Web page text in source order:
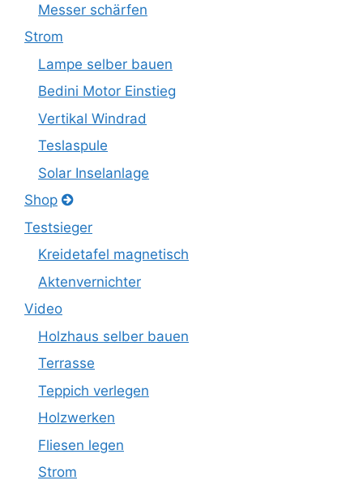
Messer schärfen
Strom
Lampe selber bauen
Bedini Motor Einstieg
Vertikal Windrad
Teslaspule
Solar Inselanlage
Shop
Testsieger
Kreidetafel magnetisch
Aktenvernichter
Video
Holzhaus selber bauen
Terrasse
Teppich verlegen
Holzwerken
Fliesen legen
Strom